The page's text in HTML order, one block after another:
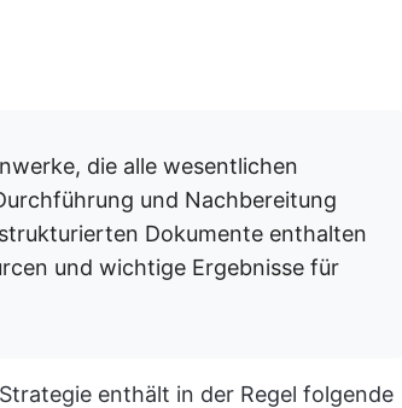
die alle wesentlichen
und Nachbereitung
Dokumente enthalten
und wichtige Ergebnisse für
enthält in der Regel folgende